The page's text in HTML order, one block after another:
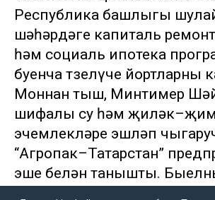
Республика башлыгы
шәһәрдәге капиталь
һәм социаль ипотека
буенча төзелүче йортларны
Моннан тыш, Минтимер
шифалы су һәм
эчемлекләре эшләп
“Агропак–Татарстан”
эше белән танышты.